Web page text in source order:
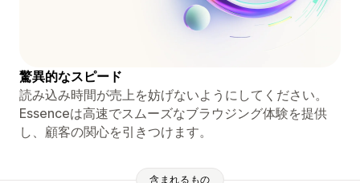
驚異的なスピード
読み込み時間が売上を妨げないようにしてください。
Essenceは高速でスムーズなブラウジング体験を提供
し、顧客の関心を引きつけます。
含まれるもの